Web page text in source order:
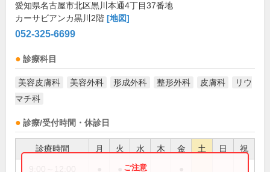
愛知県名古屋市北区黒川本通4丁目37番地
カーサビアンカ黒川2階 [地図]
052-325-6699
診療科目
美容皮膚科 美容外科 形成外科 整形外科 皮膚科
リウ
マチ科
診療/受付時間・休診日
診療時間 月 火 水 木 金 土 日 祝
●